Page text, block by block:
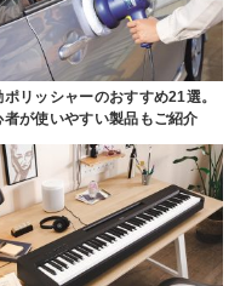
ポリッシャーのおすすめ21選。
者が使いやすい製品もご紹介